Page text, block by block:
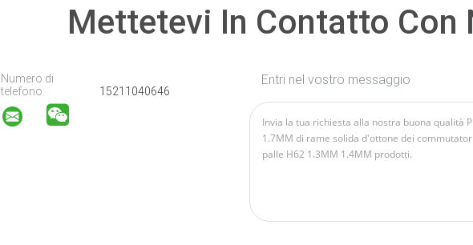
Mettetevi In ​​contatto Con
Numero di
telefono:
15211040646
Entri nel vostro messaggio